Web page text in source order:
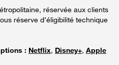
réservée aux clients
réserve d’éligibilité technique
: Netflix, Disney+, Apple